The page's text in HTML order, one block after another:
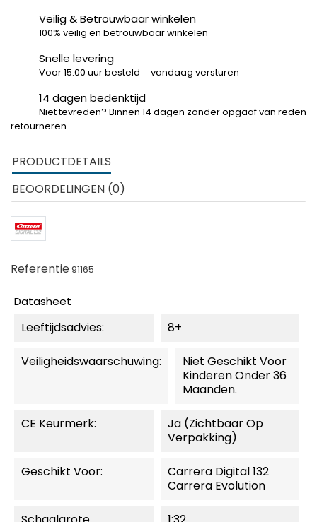
Veilig & Betrouwbaar winkelen
100% veilig en betrouwbaar winkelen
Snelle levering
Voor 15:00 uur besteld = vandaag versturen
14 dagen bedenktijd
Niet tevreden? Binnen 14 dagen zonder opgaaf van reden
retourneren.
PRODUCTDETAILS
BEOORDELINGEN (0)
Referentie91165
Datasheet
Leeftijdsadvies: 8+
Veiligheidswaarschuwing:
Niet Geschikt Voor
Kinderen Onder 36
Maanden.
CE Keurmerk:
Ja (zichtbaar Op
Verpakking)
Geschikt Voor:
Carrera Digital 132
Carrera Evolution